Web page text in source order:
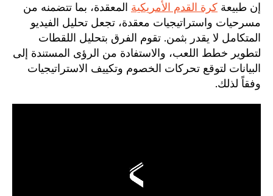
إن طبيعة كرة القدم الأمريكية المعقدة، بما تتضمنه من
مسرحيات واستراتيجيات معقدة، تجعل تحليل الفيديو
المتكامل لا يقدر بثمن. تقوم الفرق بتحليل اللقطات
لتطوير خطط اللعب، والاستفادة من الرؤى المستندة إلى
البيانات لتوقع تحركات الخصوم وتكييف الاستراتيجيات
وفقاً لذلك.